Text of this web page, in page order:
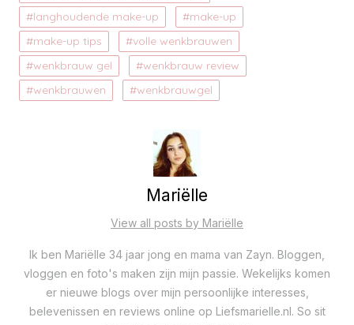
langhoudende make-up
make-up
make-up tips
volle wenkbrauwen
wenkbrauw gel
wenkbrauw review
wenkbrauwen
wenkbrauwgel
Mariëlle
View all posts by Mariëlle
Ik ben Mariëlle 34 jaar jong en mama van Zayn. Bloggen,
vloggen en foto's maken zijn mijn passie. Wekelijks komen
er nieuwe blogs over mijn persoonlijke interesses,
belevenissen en reviews online op Liefsmarielle.nl. So sit